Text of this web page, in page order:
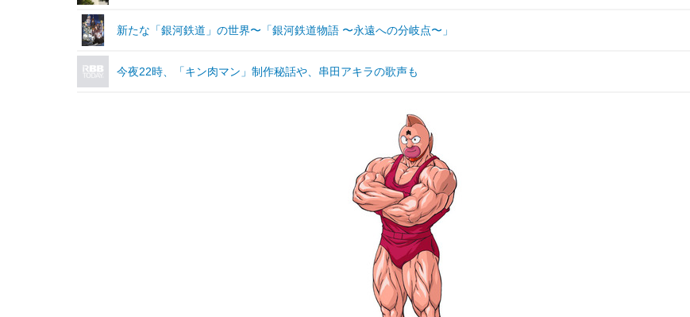
新たな「銀河鉄道」の世界〜「銀河鉄道物語 〜永遠への分岐点〜」
今夜22時、「キン肉マン」制作秘話や、串田アキラの歌声も